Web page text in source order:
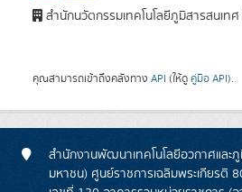
สำนักนวัตกรรมเทคโนโลยีภูมิสารสนเทศ
คุณสามารถเข้าถึงคลังทาง API (ให้ดู คู่มือ API).
สำนักงานพัฒนาเทคโนโลยีอวกาศและ
มหาชน) ศูนย์ราชการเฉลิมพระเกียรติ